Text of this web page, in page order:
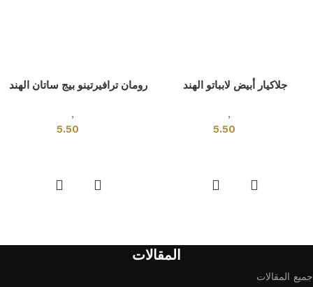
جلاكيار أبيض لابباتو الهند
,
5.50
رومان ترافيرتينو بيج ساتان الهند
,
5.50
المقالات
جميع المقالات